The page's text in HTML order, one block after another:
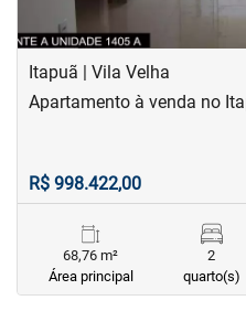
Itapuã | Vila Velha
Apartamento à venda no
R$ 998.422,00
68,76 m²
Área principal
2
quarto(s)